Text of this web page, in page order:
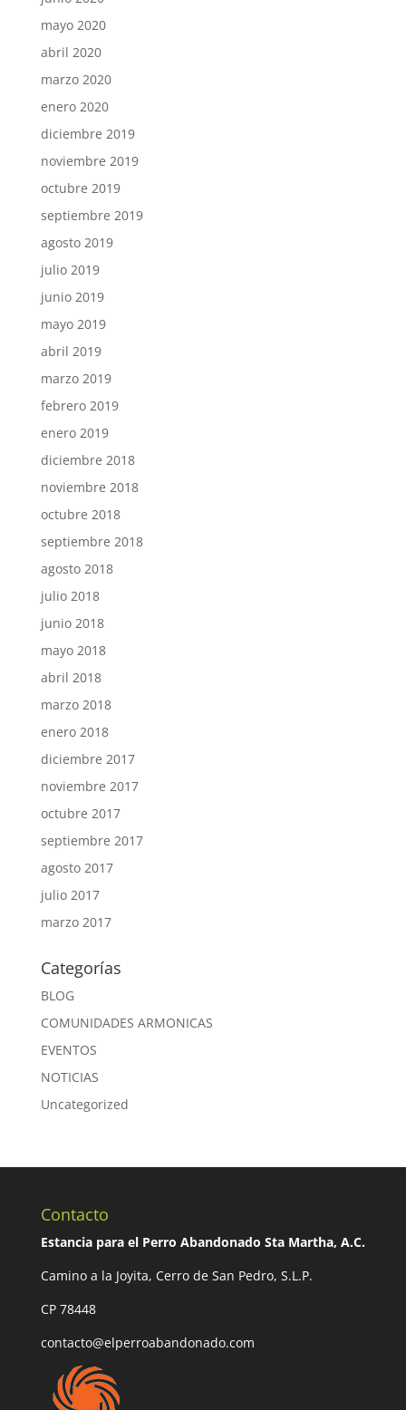
mayo 2020
abril 2020
marzo 2020
enero 2020
diciembre 2019
noviembre 2019
octubre 2019
septiembre 2019
agosto 2019
julio 2019
junio 2019
mayo 2019
abril 2019
marzo 2019
febrero 2019
enero 2019
diciembre 2018
noviembre 2018
octubre 2018
septiembre 2018
agosto 2018
julio 2018
junio 2018
mayo 2018
abril 2018
marzo 2018
enero 2018
diciembre 2017
noviembre 2017
octubre 2017
septiembre 2017
agosto 2017
julio 2017
marzo 2017
Categorías
BLOG
COMUNIDADES ARMONICAS
EVENTOS
NOTICIAS
Uncategorized
Contacto
Estancia para el Perro Abandonado Sta Martha, A.C.
Camino a la Joyita, Cerro de San Pedro, S.L.P.
CP 78448
contacto@elperroabandonado.com